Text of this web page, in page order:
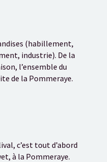
(habillement,
industrie). De la
l’ensemble du
de la Pommeraye.
c’est tout d’abord
à la Pommeraye.